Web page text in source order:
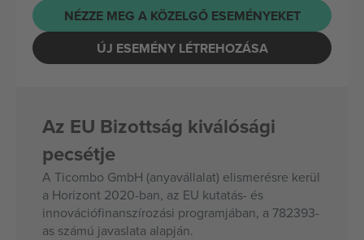
NÉZZE MEG A KÖZELGŐ ESEMÉNYEKET
ÚJ ESEMÉNY LÉTREHOZÁSA
Az EU Bizottság kiválósági
pecsétje
A Ticombo GmbH (anyavállalat) elismerésre kerül
a Horizont 2020-ban, az EU kutatás- és
innovációfinanszírozási programjában, a 782393-
as számú javaslata alapján.